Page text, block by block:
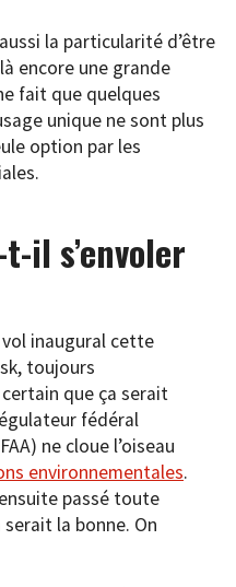
la particularité d’être
encore une grande
fait que quelques
unique ne sont plus
option par les
il s’envoler
vol inaugural cette
toujours
que ça serait
fédéral
ne cloue l’oiseau
environnementales.
passé toute
la bonne. On